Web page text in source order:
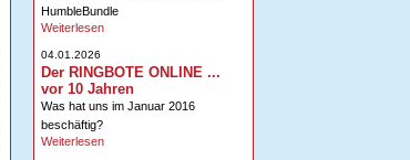
HumbleBundle
Weiterlesen
04.01.2026
Der RINGBOTE ONLINE ...
vor 10 Jahren
Was hat uns im Januar 2016
beschäftig?
Weiterlesen